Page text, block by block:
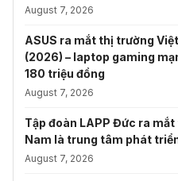
August 7, 2026
ASUS ra mắt thị trường
(2026) – laptop gaming
180 triệu đồng
August 7, 2026
Tập đoàn LAPP Đức ra
Nam là trung tâm phát
August 7, 2026